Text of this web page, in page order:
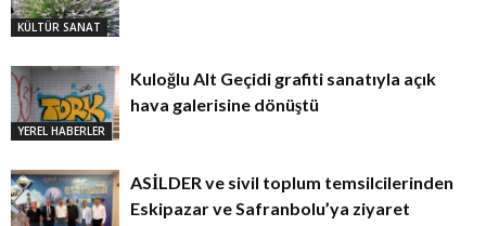
KÜLTÜR SANAT
YEREL HABERLER
Kuloğlu Alt Geçidi grafiti sanatıyla açık
hava galerisine dönüştü
ASİLDER ve sivil toplum temsilcilerinden
Eskipazar ve Safranbolu’ya ziyaret